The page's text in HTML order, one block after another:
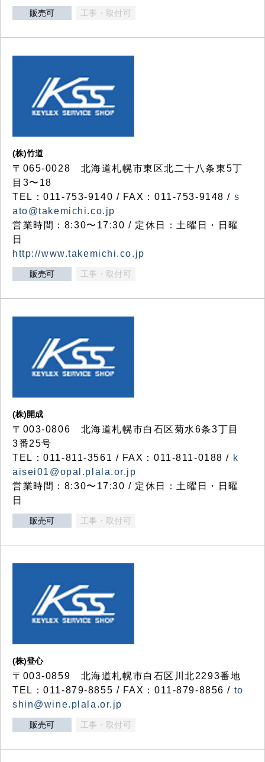
販売可 工事・取付可
(株)竹道
〒065-0028 北海道札幌市東区北二十八条東5丁
目3〜18
TEL：011-753-9140 / FAX：011-753-9148 / s
ato@takemichi.co.jp
営業時間：8:30〜17:30 / 定休日：土曜日・日曜
日
http://www.takemichi.co.jp
販売可 工事・取付可
(株)開成
〒003-0806 北海道札幌市白石区菊水6条3丁目
3番25号
TEL：011-811-3561 / FAX：011-811-0188 / k
aisei01@opal.plala.or.jp
営業時間：8:30〜17:30 / 定休日：土曜日・日曜
日
販売可 工事・取付可
(株)登心
〒003-0859 北海道札幌市白石区川北2293番地
TEL：011-879-8855 / FAX：011-879-8856 / to
shin@wine.plala.or.jp
販売可 工事・取付可